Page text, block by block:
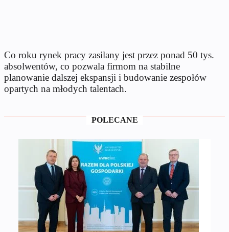
Co roku rynek pracy zasilany jest przez ponad 50 tys.
absolwentów, co pozwala firmom na stabilne
planowanie dalszej ekspansji i budowanie zespołów
opartych na młodych talentach.
POLECANE